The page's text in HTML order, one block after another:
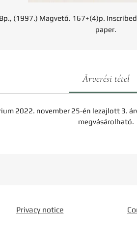
Bp., (1997.) Magvető. 167+(4)p.
paper.
Árverési tétel
2022. november 25-én lezajlott 3.
megvásárolható.
Privacy notice